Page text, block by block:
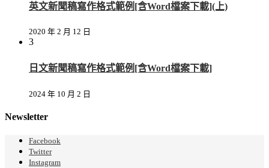
英文新聞稿寫作格式範例[含Word檔案下載](上)
2020 年 2 月 12 日
3
日文新聞稿寫作格式範例[含Word檔案下載]
2024 年 10 月 2 日
Newsletter
Facebook
Twitter
Instagram